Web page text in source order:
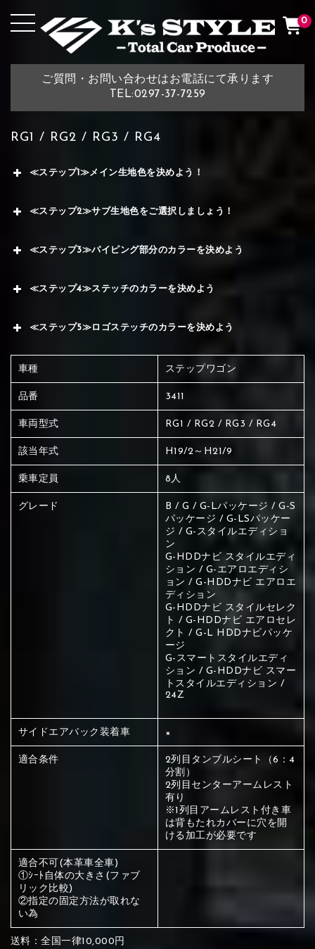
ご質問・お問い合わせはお電話にて承ります
TEL:0297-37-7259
0
RG1 / RG2 / RG3 / RG4
≪ステップ1≫メイン生地色を決めよう！
赤く塗られている場所を選択
メイン生地は下記16種類からご選択ください。
②Gray
④Brown ⑤Dark Brown
≪ステップ2≫サブ生地色をご選択しましょう！
赤く塗られている部分にカラ
ー選択ください
サブ生地は下記16種類からご選択ください。
②Gray ③Red
④Brown ⑤Dark Brown ⑥Yellow
≪ステップ3≫パイピング部分のカラーを決めよう
赤く塗られている場所を選択
ください
刺繍は下記21種類からご選択ください。
①Beige
≪ステップ4≫ステッチのカラーを決めよう
赤く塗られている場所を選択
刺繍は下記21種類からご選択ください。
①Black ②Gray ③Light gray
≪ステップ5≫ロゴステッチのカラーを決めよう
赤く塗られている場所を選択
①Black
車種 ステップワゴン
品番 3411
車両型式 RG1 / RG2 / RG3 / RG4
該当年式 H19/2～H21/9
乗車定員 8人
グレード
B / G / G-Lパッケージ / G-S
パッケージ / G-LSパッケー
ジ / G-スタイルエディショ
ン
G-HDDナビ スタイルエディ
ション / G-エアロエディシ
ョン / G-HDDナビ エアロエ
ディション
G-HDDナビ スタイルセレク
ト / G-HDDナビ エアロセレ
クト / G-L HDDナビパッケ
ージ
G-スマートスタイルエディ
ション / G-HDDナビ スマー
トスタイルエディション /
24Z
サイドエアバック装着車 ×
適合条件
2列目タンブルシート（6：4
分割）
2列目センターアームレスト
有り
※1列目アームレスト付き車
は背もたれカバーに穴を開
ける加工が必要です
適合不可(本革車全車)
①ｼｰﾄ自体の大きさ(ファブ
リック比較)
②指定の固定方法が取れな
い為
送料：全国一律10,000円